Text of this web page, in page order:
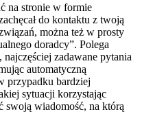
na stronie w formie
do kontaktu z twoją
można też w prosty
doradcy”. Polega
zadawane pytania
automatyczną
przypadku bardziej
sytuacji korzystając
swoją wiadomość, na którą